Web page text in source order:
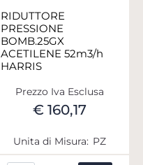
RIDUTTORE
PRESSIONE
BOMB.25GX
ACETILENE 52m3/h
HARRIS
Prezzo Iva Esclusa
€ 160,17
Unita di Misura: PZ